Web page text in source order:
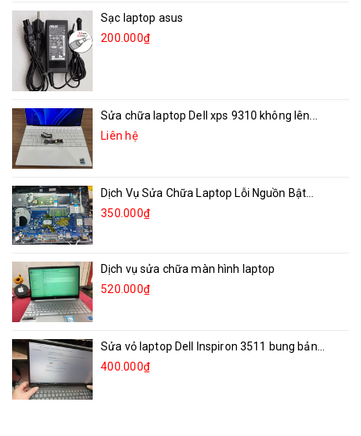
Sạc laptop asus
200.000₫
Sửa chữa laptop Dell xps 9310 không lên...
Liên hệ
Dịch Vụ Sửa Chữa Laptop Lỗi Nguồn Bật...
350.000₫
Dịch vụ sửa chữa màn hình laptop
520.000₫
Sửa vỏ laptop Dell Inspiron 3511 bung bản...
400.000₫